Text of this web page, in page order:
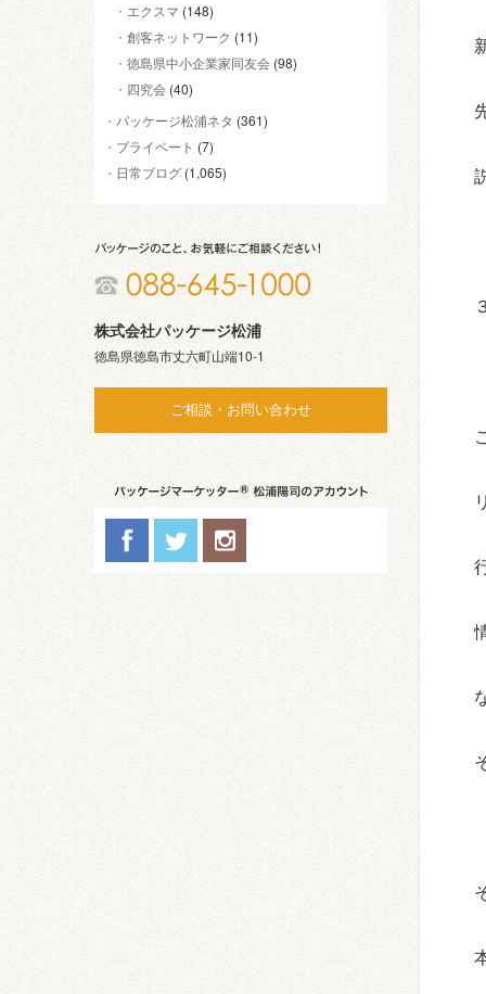
エクスマ (148)
創客ネットワーク (11)
徳島県中小企業家同友会 (98)
四究会 (40)
パッケージ松浦ネタ (361)
プライベート (7)
日常ブログ (1,065)
株式会社パッケージ松浦
徳島県徳島市丈六町山端10-1
ご相談・お問い合わせ